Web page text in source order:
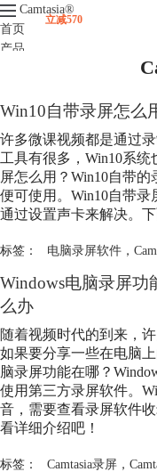
Camtasia®
首页
产品
立减570
服务支持
Win10自带录屏怎么
许多微课视频都是通过
工具有很多，Win10系
屏怎么用？Win10自带
便可使用。Win10自带
通过设置声卡来解决。
标签： 电脑录屏软件，
Windows电脑录屏功
么办
随着视频时代的到来，
如果要分享一些在电脑
脑录屏功能在哪？
使用第三方录屏软件。
音，需要查看录屏软件
看详细介绍吧！
标签： Camtasia录屏，